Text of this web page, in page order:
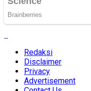
Redaksi
Disclaimer
Privacy
Advertisement